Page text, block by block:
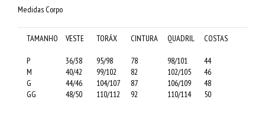
Medidas Corpo
TAMANHO VESTE TORÁX CINTURA QUADRIL COSTAS
P 36/38 95/98 78 98/101
44
M
40/42 99/102 82 102/105
46
G
44/46 104/107 87 106/109
48
GG
48/50 110/112 92 110/114 50